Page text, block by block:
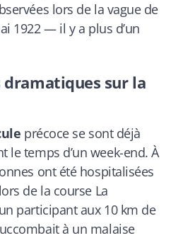
lors de la vague de
1922 — il y a plus d’un
dramatiques sur la
précoce se sont déjà
le temps d’un week-end. À
ont été hospitalisées
de la course La
participant aux 10 km de
à un malaise